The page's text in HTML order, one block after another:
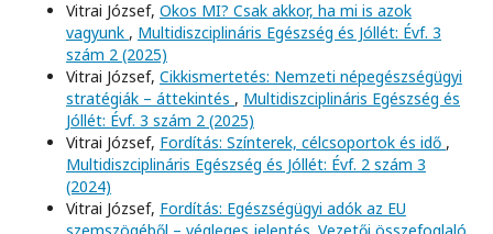
Vitrai József, Okos MI? Csak akkor, ha mi is azok
vagyunk , Multidiszciplináris Egészség és Jóllét: Évf. 3
szám 2 (2025)
Vitrai József, Cikkismertetés: Nemzeti népegészségügyi
stratégiák – áttekintés , Multidiszciplináris Egészség és
Jóllét: Évf. 3 szám 2 (2025)
Vitrai József, Fordítás: Színterek, célcsoportok és idő ,
Multidiszciplináris Egészség és Jóllét: Évf. 2 szám 3
(2024)
Vitrai József, Fordítás: Egészségügyi adók az EU